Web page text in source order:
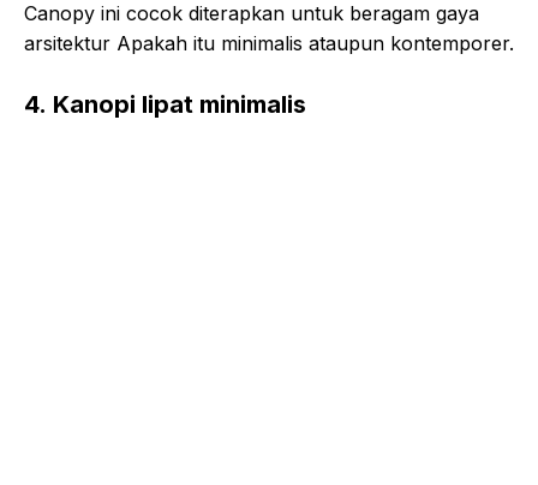
Canopy ini cocok diterapkan untuk beragam gaya
arsitektur Apakah itu minimalis ataupun kontemporer.
4. Kanopi lipat minimalis